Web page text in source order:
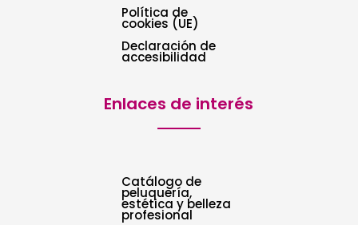
Política de
cookies (UE)
Declaración de
accesibilidad
Enlaces de interés
Catálogo de
peluquería,
estética y belleza
profesional